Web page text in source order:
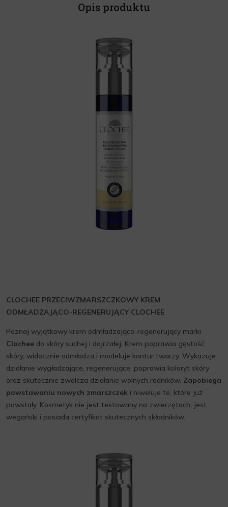
Opis produktu
CLOCHEE PRZECIWZMARSZCZKOWY KREM
ODMŁADZAJĄCO-REGENERUJĄCY CLOCHEE
Poznaj wyjątkowy krem odmładzająco-regenerujący marki
Clochee do skóry suchej i dojrzałej. Krem poprawia gęstość
skóry, widocznie odmładza i modeluje kontur twarzy. Wykazuje
działanie wygładzające, regenerujące, poprawia koloryt skóry
oraz skutecznie zwalcza działanie wolnych rodników. Zapobiega
powstawaniu nowych zmarszczek i niweluje te, które już
powstały. Kosmetyk nie jest testowany na zwierzętach, jest
wegański i posiada certyfikat skutecznych składników.